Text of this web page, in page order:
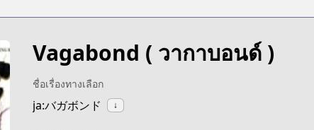
Vagabond ( วากาบอนด์ )
ชื่อเรื่องทางเลือก
ja:バガボンド ↓